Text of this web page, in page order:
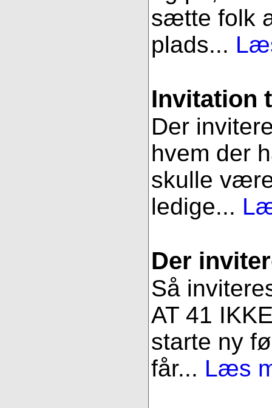
sætte folk
plads...
Invitation
Der
hvem der
skulle
ledige...
Der
Så
AT 41
starte ny
får... Læs